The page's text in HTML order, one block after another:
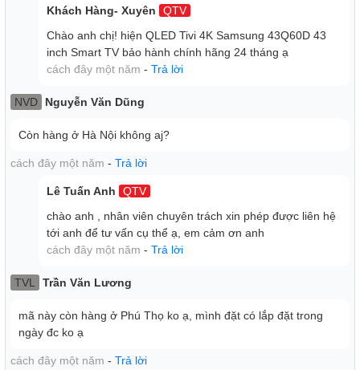
Tivi Samsung QLED mang đến âm thanh với hệ thống loa
2CH, cộng suất 20W
Công nghệ Object Tracking Sound (OTS) âm thanh chuyển
Tối ưu hóa theo nội dung âm thanh bằng công nghệ
Adaptive Sound
Công nghệ Q-Symphony: Sử dụng thuật toán AI và tối ưu
hóa hiệu ứng vòm 3D, tạo nên âm thanh hài hòa hoàn hảo
Khách Hàng- Xuyên
QTV
Chào anh chị! hiện QLED Tivi 4K Samsung 43Q60D 43
inch Smart TV bảo hành chính hãng 24 tháng ạ
cách đây một năm - Trả lời
NVD Nguyễn Văn Dũng
Còn hàng ở Hà Nội không aj?
cách đây một năm - Trả lời
Lê Tuấn Anh
QTV
chào anh , nhân viên chuyên trách xin phép được liên hệ
tới anh để tư vấn cụ thể ạ, em cảm ơn anh
cách đây một năm - Trả lời
TVL Trần Văn Lương
mã này còn hàng ở Phú Thọ ko ạ, mình đặt có lắp đặt trong
ngày đc ko ạ
cách đây một năm - Trả lời